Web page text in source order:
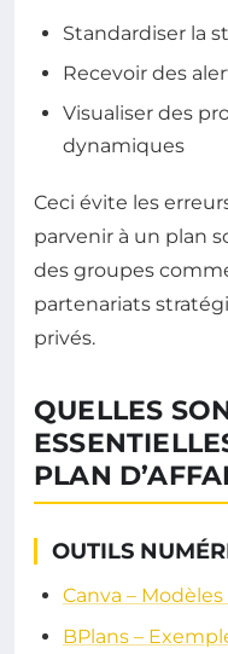
Standardiser la
Recevoir des
Visualiser des
dynamiques
Ceci évite les
parvenir à un plan
des groupes
partenariats
privés.
QUELLES
PLAN
OUTILS
Canva –
BPlans –